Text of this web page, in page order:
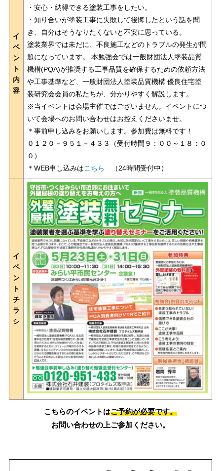
イ
ベ
ン
ト
内
容
・安心・納得できる塗装工事をしたい。
・知り合いが塗装工事に失敗して後悔したという話を聞
き、自分はそうなりたくないと不安に思っている。
塗装業界では未だに、不良施工などのトラブルの発生が問
題になっています。 本勉強会では一般財団法人塗装品質
機構(PQA)が推奨する工事品質を確保するための依頼方法
や工事基準など、一般財団法人塗装品質機構 優良住宅塗
装研究会会員の私たちが、分かりやすく解説します。
※当イベントは会場主催ではございません。イベントにつ
いて会場へのお問い合わせはお控えくださいませ。
＊事前申し込みをお願いします。参加費は無料です！
０１２０－９５１－４３３（受付時間９：００～１８：０
０）
＊WEB申し込みはこちら （24時間受付中）
イ
ベ
ン
ト
チ
ラ
シ
こちらのイベントはご予約が必要です。
お問い合わせの上ご参加ください。